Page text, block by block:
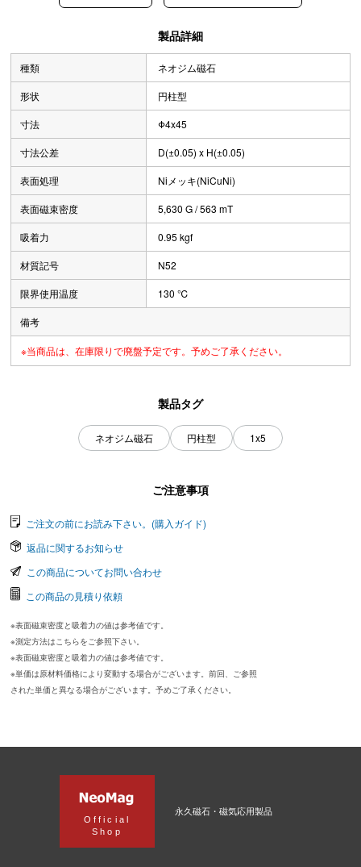
製品詳細
種類 ネオジム磁石
形状 円柱型
寸法 Φ4x45
寸法公差 D(±0.05) x H(±0.05)
表面処理 Niメッキ(NiCuNi)
表面磁束密度 5,630 G / 563 mT
吸着力 0.95 kgf
材質記号 N52
限界使用温度 130 ℃
備考
※当商品は、在庫限りで廃盤予定です。予めご了承ください。
製品タグ
ネオジム磁石 円柱型 1x5
ご注意事項
ご注文の前にお読み下さい。(購入ガイド)
返品に関するお知らせ
この商品についてお問い合わせ
この商品の見積り依頼
※表面磁束密度と吸着力の値は参考値です。
※測定方法はこちらをご参照下さい。
※表面磁束密度と吸着力の値は参考値です。
※単価は原材料価格により変動する場合がございます。前回、ご参照
された単価と異なる場合がございます。予めご了承ください。
Official
Shop
永久磁石・磁気応用製品